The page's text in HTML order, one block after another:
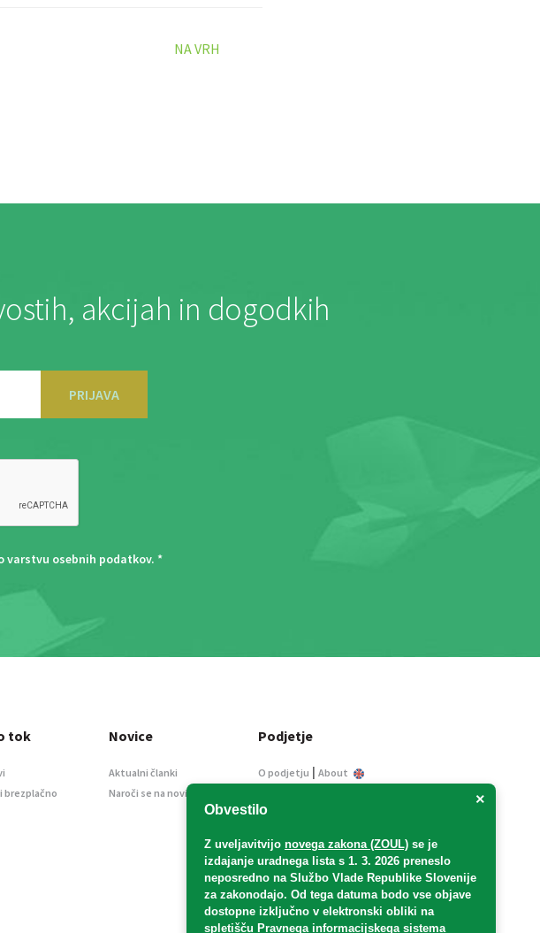
NA VRH
akcijah in dogodkih
PRIJAVA
varstvu osebnih podatkov. *
×
Obvestilo
Z uveljavitvijo novega zakona (ZOUL) se je
izdajanje uradnega lista s 1. 3. 2026 preneslo
neposredno na Službo Vlade Republike Slovenije
za zakonodajo. Od tega datuma bodo vse objave
dostopne izključno v elektronski obliki na
spletišču Pravnega informacijskega sistema
tok
brezplačno
Novice
Aktualni članki
Naroči se na novice
Podjetje
O podjetju | About
Informacije javnega
Oglaševanje
Splošni pogoji
Izjava o varstvu osebnih
podatkov
E-dražbe